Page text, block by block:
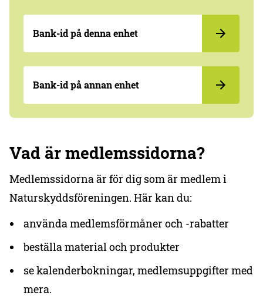
Bank-id på denna enhet
Bank-id på annan enhet
Vad är medlemssidorna?
Medlemssidorna är för dig som är medlem i
Naturskyddsföreningen. Här kan du:
använda medlemsförmåner och -rabatter
beställa material och produkter
se kalenderbokningar, medlemsuppgifter med
mera.